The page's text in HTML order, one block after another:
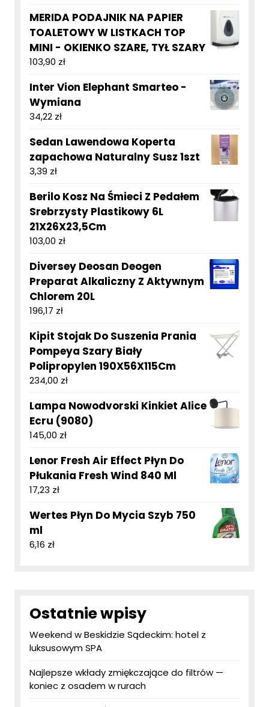
MERIDA PODAJNIK NA PAPIER
TOALETOWY W LISTKACH TOP
MINI - OKIENKO SZARE, TYŁ SZARY
103,90 zł
Inter Vion Elephant Smarteo -
Wymiana
34,22 zł
Sedan Lawendowa Koperta
zapachowa Naturalny Susz 1szt
3,39 zł
Berilo Kosz Na Śmieci Z Pedałem
Srebrzysty Plastikowy 6L
21X26X23,5Cm
103,00 zł
Diversey Deosan Deogen
Preparat Alkaliczny Z Aktywnym
Chlorem 20L
196,17 zł
Kipit Stojak Do Suszenia Prania
Pompeya Szary Biały
Polipropylen 190X56X115Cm
234,00 zł
Lampa Nowodvorski Kinkiet Alice
Ecru (9080)
145,00 zł
Lenor Fresh Air Effect Płyn Do
Płukania Fresh Wind 840 Ml
17,23 zł
Wertes Płyn Do Mycia Szyb 750
ml
6,16 zł
Ostatnie wpisy
Weekend w Beskidzie Sądeckim: hotel z
luksusowym SPA
Najlepsze wkłady zmiękczające do filtrów —
koniec z osadem w rurach